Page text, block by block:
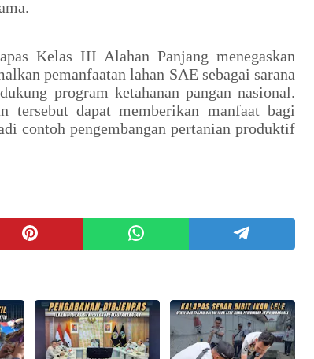
Kelas III Alahan Panjang menegaskan
pemanfaatan lahan SAE sebagai sarana
program ketahanan pangan nasional.
tersebut dapat memberikan manfaat bagi
contoh pengembangan pertanian produktif